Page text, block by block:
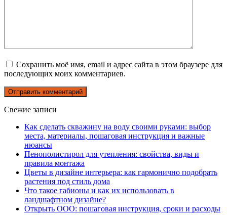
Сохранить моё имя, email и адрес сайта в этом браузере для
последующих моих комментариев.
Свежие записи
Как сделать скважину на воду своими руками: выбор
места, материалы, пошаговая инструкция и важные
нюансы
Пенополистирол для утепления: свойства, виды и
правила монтажа
Цветы в дизайне интерьера: как гармонично подобрать
растения под стиль дома
Что такое габионы и как их использовать в
ландшафтном дизайне?
Открыть ООО: пошаговая инструкция, сроки и расходы